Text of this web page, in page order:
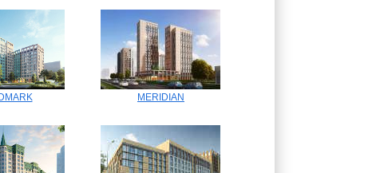
MERIDIAN